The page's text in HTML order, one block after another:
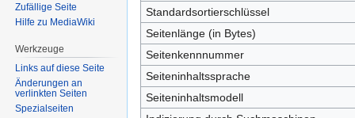
Standardsortierschlüssel
Seitenlänge (in Bytes)
Seitenkennnummer
Seiteninhaltssprache
Seiteninhaltsmodell
Zufällige Seite
Hilfe zu MediaWiki
Werkzeuge
Links auf diese Seite
Änderungen an
verlinkten Seiten
Spezialseiten